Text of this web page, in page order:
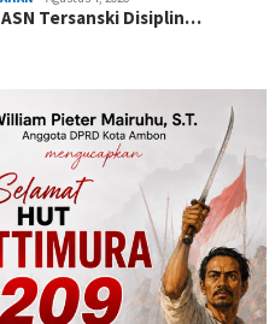
Tersanski Disiplin…